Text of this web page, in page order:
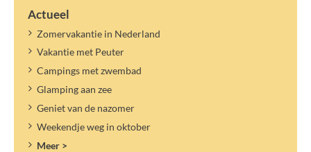
Actueel
Zomervakantie in Nederland
Vakantie met Peuter
Campings met zwembad
Glamping aan zee
Geniet van de nazomer
Weekendje weg in oktober
Meer >